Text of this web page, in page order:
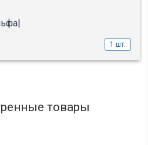
1 шт.
товары